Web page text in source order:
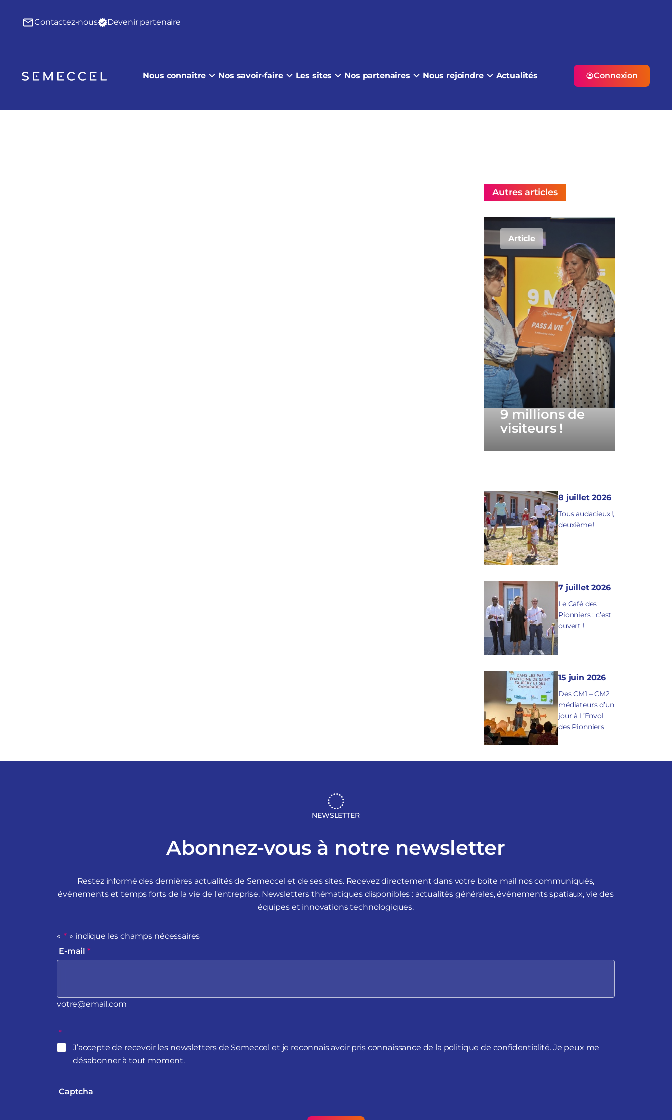
Contactez-nous Devenir partenaire
Nous connaitre Nos savoir-faire Les sites Nos partenaires Nous rejoindre Actualités Connexion
Autres articles
Article
9 millions de
visiteurs !
8 juillet 2026
Tous audacieux !,
deuxième !
7 juillet 2026
Le Café des
Pionniers : c’est
ouvert !
15 juin 2026
Des CM1 – CM2
médiateurs d’un
jour à L’Envol
des Pionniers
NEWSLETTER
Abonnez-vous à notre newsletter
Restez informé des dernières actualités de Semeccel et de ses sites. Recevez directement dans votre boite mail nos communiqués,
événements et temps forts de la vie de l'entreprise. Newsletters thématiques disponibles : actualités générales, événements spatiaux, vie des
équipes et innovations technologiques.
« * » indique les champs nécessaires
E-mail *
votre@email.com
*
J’accepte de recevoir les newsletters de Semeccel et je reconnais avoir pris connaissance de la politique de confidentialité. Je peux me
désabonner à tout moment.
Captcha